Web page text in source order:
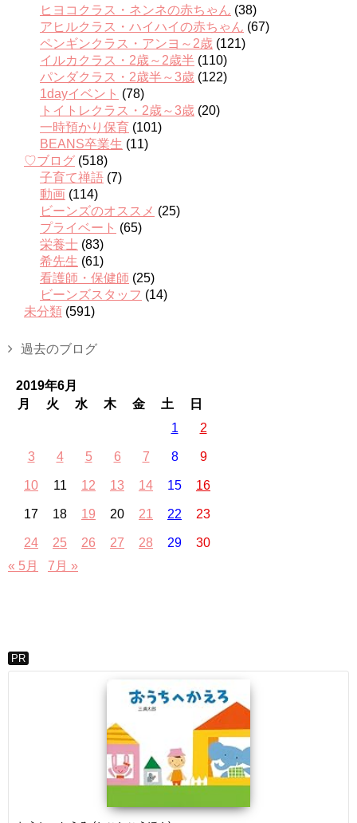
ヒヨコクラス・ネンネの赤ちゃん (38)
アヒルクラス・ハイハイの赤ちゃん (67)
ペンギンクラス・アンヨ～2歳 (121)
イルカクラス・2歳～2歳半 (110)
パンダクラス・2歳半～3歳 (122)
1dayイベント (78)
トイトレクラス・2歳～3歳 (20)
一時預かり保育 (101)
BEANS卒業生 (11)
♡ブログ (518)
子育て禅語 (7)
動画 (114)
ビーンズのオススメ (25)
プライベート (65)
栄養士 (83)
希先生 (61)
看護師・保健師 (25)
ビーンズスタッフ (14)
未分類 (591)
過去のブログ
2019年6月
月
火 水 木 金 土
日
1
2
3 4 5 6 7 8 9
10 11 12 13 14 15 16
17 18 19 20 21 22 23
24 25 26 27 28 29
30
« 5月
7月 »
PR